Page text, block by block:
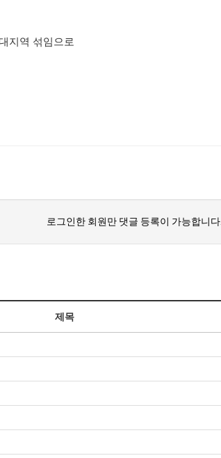
지역 섞임으로
로그인한 회원만 댓글 등록이 가능합니다.
제목